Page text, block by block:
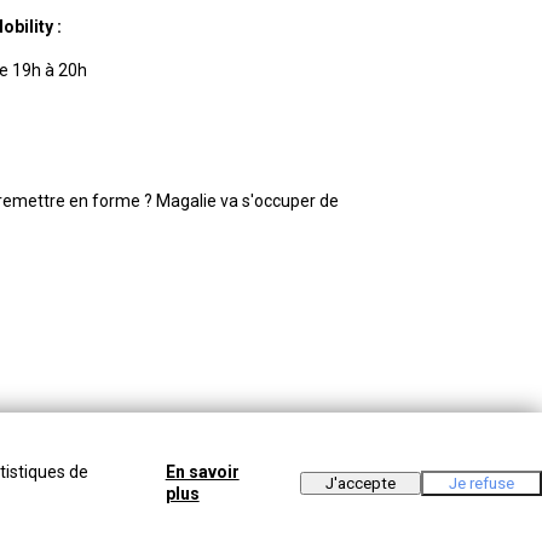
:
Jeudi de 19h à 20h
en forme ? Magalie va s'occuper de
de
En savoir
plus